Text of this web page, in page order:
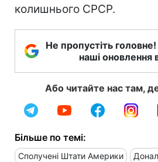
колишнього СРСР.
Не пропустіть
наші оновлення
Або читайте нас там,
Більше по темі:
Сполучені Штати Америки